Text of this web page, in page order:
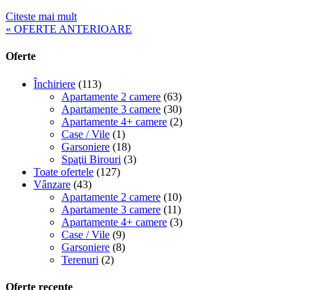
Citeste mai mult
« OFERTE ANTERIOARE
Oferte
Închiriere (113)
Apartamente 2 camere (63)
Apartamente 3 camere (30)
Apartamente 4+ camere (2)
Case / Vile (1)
Garsoniere (18)
Spaţii Birouri (3)
Toate ofertele (127)
Vânzare (43)
Apartamente 2 camere (10)
Apartamente 3 camere (11)
Apartamente 4+ camere (3)
Case / Vile (9)
Garsoniere (8)
Terenuri (2)
Oferte recente